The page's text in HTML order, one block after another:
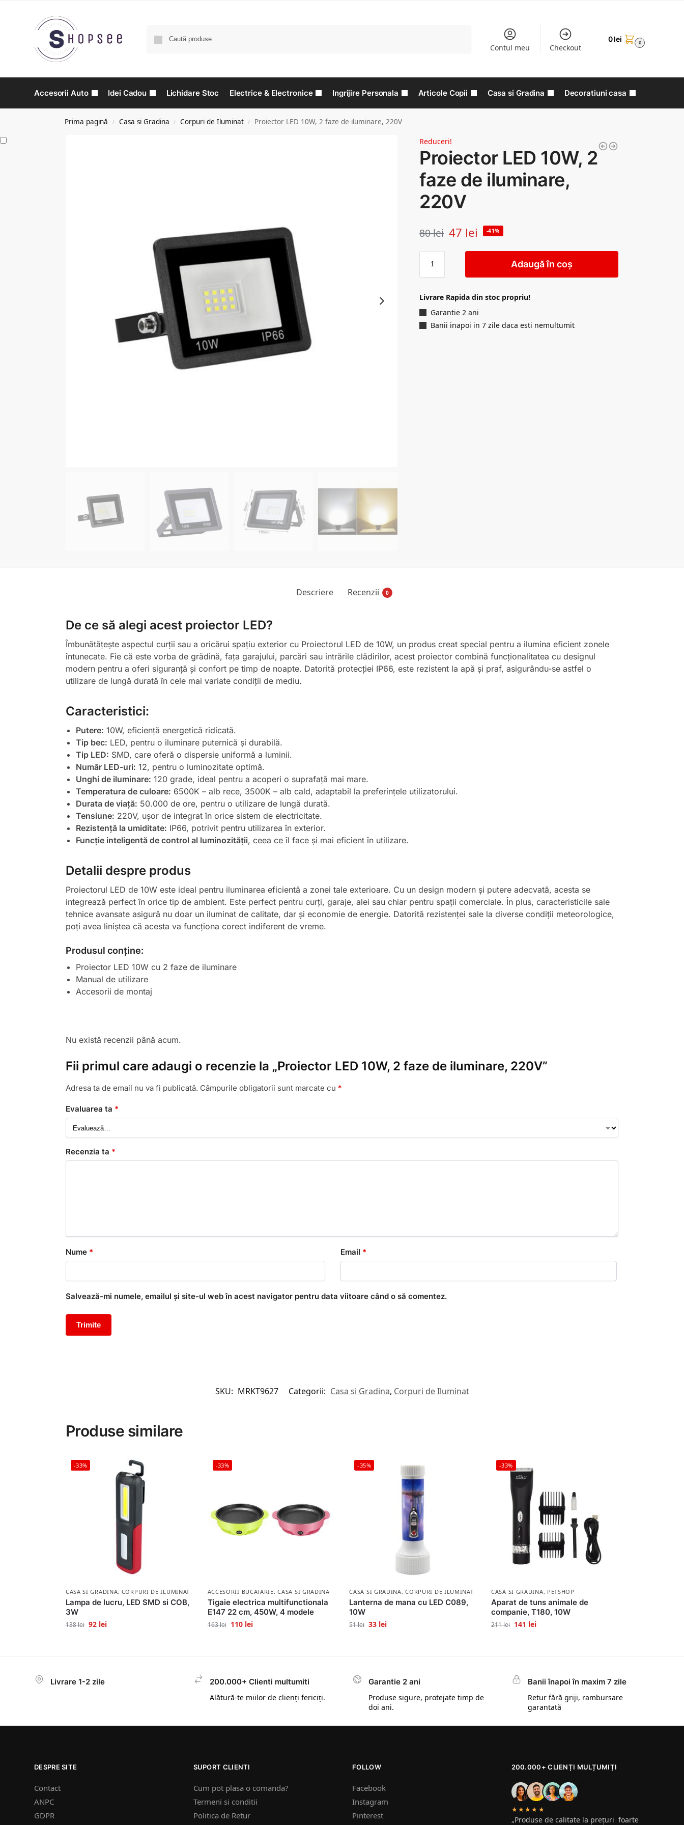
Contul meu Checkout
0lei 0
Accesorii Auto Idei Cadou Lichidare Stoc Electrice & Electronice Ingrijire Personala Articole Copii Casa si Gradina Decoratiuni casa
Prima pagină / Casa si Gradina / Corpuri de Iluminat / Proiector LED 10W, 2 faze de iluminare, 220V
Reduceri!
Proiector LED 10W, 2
faze de iluminare,
220V
80lei 47 lei -41%
Adaugă în coș
Livrare Rapida din stoc propriu!
Garantie 2 ani
Banii inapoi in 7 zile daca esti nemultumit
Descriere Recenzii 0
De ce să alegi acest proiector LED?
Îmbunătățește aspectul curții sau a oricărui spațiu exterior cu Proiectorul LED de 10W, un produs creat special pentru a ilumina eficient zonele
întunecate. Fie că este vorba de grădină, fața garajului, parcări sau intrările clădirilor, acest proiector combină funcționalitatea cu designul
modern pentru a oferi siguranță și confort pe timp de noapte. Datorită protecției IP66, este rezistent la apă și praf, asigurându-se astfel o
utilizare de lungă durată în cele mai variate condiții de mediu.
Caracteristici:
Putere: 10W, eficiență energetică ridicată.
Tip bec: LED, pentru o iluminare puternică și durabilă.
Tip LED: SMD, care oferă o dispersie uniformă a luminii.
Număr LED-uri: 12, pentru o luminozitate optimă.
Unghi de iluminare: 120 grade, ideal pentru a acoperi o suprafață mai mare.
Temperatura de culoare: 6500K – alb rece, 3500K – alb cald, adaptabil la preferințele utilizatorului.
Durata de viață: 50.000 de ore, pentru o utilizare de lungă durată.
Tensiune: 220V, ușor de integrat în orice sistem de electricitate.
Rezistență la umiditate: IP66, potrivit pentru utilizarea în exterior.
Funcție inteligentă de control al luminozității, ceea ce îl face și mai eficient în utilizare.
Detalii despre produs
Proiectorul LED de 10W este ideal pentru iluminarea eficientă a zonei tale exterioare. Cu un design modern și putere adecvată, acesta se
integrează perfect în orice tip de ambient. Este perfect pentru curți, garaje, alei sau chiar pentru spații comerciale. În plus, caracteristicile sale
tehnice avansate asigură nu doar un iluminat de calitate, dar și economie de energie. Datorită rezistenței sale la diverse condiții meteorologice,
poți avea liniștea că acesta va funcționa corect indiferent de vreme.
Produsul conține:
Proiector LED 10W cu 2 faze de iluminare
Manual de utilizare
Accesorii de montaj
Nu există recenzii până acum.
Fii primul care adaugi o recenzie la „Proiector LED 10W, 2 faze de iluminare, 220V”
Adresa ta de email nu va fi publicată. Câmpurile obligatorii sunt marcate cu *
Evaluarea ta *
Recenzia ta *
Nume * Email *
Salvează-mi numele, emailul și site-ul web în acest navigator pentru data viitoare când o să comentez.
SKU: MRKT9627 Categorii: Casa si Gradina, Corpuri de Iluminat
Produse similare
-33%
CASA SI GRADINA, CORPURI DE ILUMINAT
Lampa de lucru, LED SMD si COB,
3W
138lei 92 lei
-33%
ACCESORII BUCATARIE,CASA SI GRADINA
Tigaie electrica multifunctionala
E147 22 cm, 450W, 4 modele
163lei 110 lei
-35%
CASA SI GRADINA,CORPURI DE ILUMINAT
Lanterna de mana cu LED C089,
10W
51lei 33 lei
-33%
CASA SI GRADINA, PETSHOP
Aparat de tuns animale de
companie, T180, 10W
211lei 141 lei
Livrare 1-2 zile
200.000+ Clienti multumiti
Alătură-te miilor de clienți fericiți.
Garantie 2 ani
Produse sigure, protejate timp de
doi ani.
Banii înapoi în maxim 7 zile
Retur fără griji, rambursare
garantată
DESPRE SITE
Contact
ANPC
GDPR
SUPORT CLIENTI
Cum pot plasa o comanda?
Termeni si conditii
Politica de Retur
FOLLOW
Facebook
Instagram
Pinterest
200.000+ CLIENȚI MULȚUMIȚI
★★★★★
„Produse de calitate la prețuri foarte